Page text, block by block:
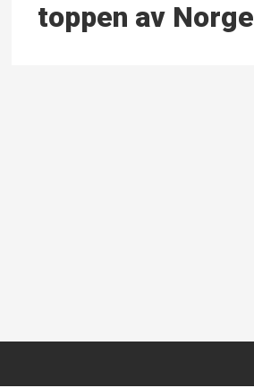
toppen av Norge